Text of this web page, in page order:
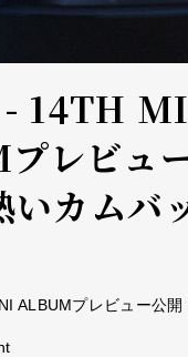
- 14TH
レビュ
いカムバ
ALBUMプレビュー公開